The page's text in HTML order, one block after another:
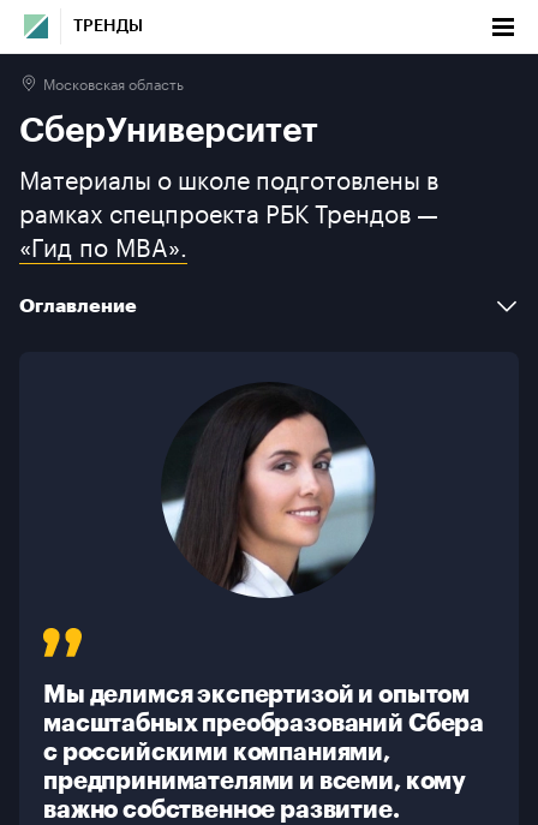
ТРЕНДЫ
Оглавление
Факты
СберУниверситет
Материалы о школе подготовлены в
рамках спецпроекта РБК Трендов —
«Гид по MBA».
Московская область
Оглавление
Новости и мероприятия
Программы бизнес-образования
Контакты
Мы делимся экспертизой и опытом
масштабных преобразований Сбера
с российскими компаниями,
предпринимателями и всеми, кому
важно собственное развитие.